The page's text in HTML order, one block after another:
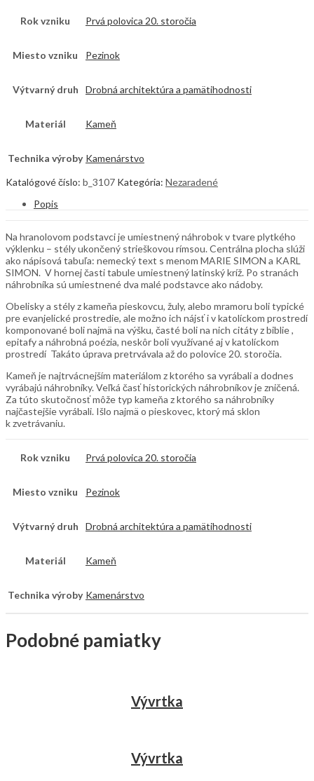
Rok vzniku Prvá polovica 20. storočia
Miesto vzniku Pezinok
Výtvarný druh Drobná architektúra a pamätihodnosti
Materiál Kameň
Technika výroby Kamenárstvo
Katalógové číslo: b_3107 Kategória: Nezaradené
Popis
Na hranolovom podstavci je umiestnený náhrobok v tvare plytkého
výklenku – stély ukončený strieškovou rímsou. Centrálna plocha slúži
ako nápisová tabuľa: nemecký text s menom MARIE SIMON a KARL
SIMON. V hornej časti tabule umiestnený latinský kríž. Po stranách
náhrobníka sú umiestnené dva malé podstavce ako nádoby.
Obelisky a stély z kameňa pieskovcu, žuly, alebo mramoru boli typické
pre evanjelické prostredie, ale možno ich nájsť i v katolíckom prostredí
komponované boli najmä na výšku, časté boli na nich citáty z biblie ,
epitafy a náhrobná poézia, neskôr boli využívané aj v katolíckom
prostredí Takáto úprava pretrvávala až do polovice 20. storočia.
Kameň je najtrvácnejším materiálom z ktorého sa vyrábali a dodnes
vyrábajú náhrobníky. Veľká časť historických náhrobníkov je zničená.
Za túto skutočnosť môže typ kameňa z ktorého sa náhrobníky
najčastejšie vyrábali. Išlo najmä o pieskovec, ktorý má sklon
k zvetrávaniu.
Rok vzniku Prvá polovica 20. storočia
Miesto vzniku Pezinok
Výtvarný druh Drobná architektúra a pamätihodnosti
Materiál Kameň
Technika výroby Kamenárstvo
Podobné pamiatky
Vývrtka
Vývrtka